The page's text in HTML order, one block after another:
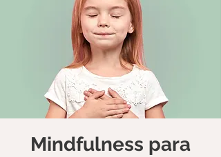
Mindfulness para